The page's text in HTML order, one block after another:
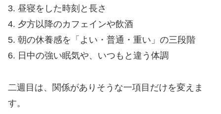
3. 昼寝をした時刻と長さ
4. 夕方以降のカフェインや飲酒
5. 朝の休養感を「よい・普通・重い」の三段階
6. 日中の強い眠気や、いつもと違う体調
二週目は、関係がありそうな一項目だけを変えま
す。